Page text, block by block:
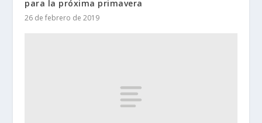
para la próxima primavera
26 de febrero de 2019